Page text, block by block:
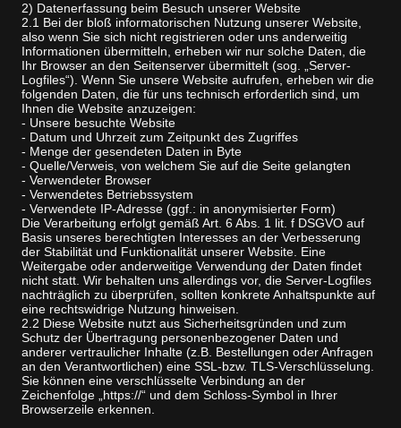
2) Datenerfassung beim Besuch unserer Website
2.1 Bei der bloß informatorischen Nutzung unserer Website,
also wenn Sie sich nicht registrieren oder uns anderweitig
Informationen übermitteln, erheben wir nur solche Daten, die
Ihr Browser an den Seitenserver übermittelt (sog. „Server-
Logfiles“). Wenn Sie unsere Website aufrufen, erheben wir die
folgenden Daten, die für uns technisch erforderlich sind, um
Ihnen die Website anzuzeigen:
- Unsere besuchte Website
- Datum und Uhrzeit zum Zeitpunkt des Zugriffes
- Menge der gesendeten Daten in Byte
- Quelle/Verweis, von welchem Sie auf die Seite gelangten
- Verwendeter Browser
- Verwendetes Betriebssystem
- Verwendete IP-Adresse (ggf.: in anonymisierter Form)
Die Verarbeitung erfolgt gemäß Art. 6 Abs. 1 lit. f DSGVO auf
Basis unseres berechtigten Interesses an der Verbesserung
der Stabilität und Funktionalität unserer Website. Eine
Weitergabe oder anderweitige Verwendung der Daten findet
nicht statt. Wir behalten uns allerdings vor, die Server-Logfiles
nachträglich zu überprüfen, sollten konkrete Anhaltspunkte auf
eine rechtswidrige Nutzung hinweisen.
2.2 Diese Website nutzt aus Sicherheitsgründen und zum
Schutz der Übertragung personenbezogener Daten und
anderer vertraulicher Inhalte (z.B. Bestellungen oder Anfragen
an den Verantwortlichen) eine SSL-bzw. TLS-Verschlüsselung.
Sie können eine verschlüsselte Verbindung an der
Zeichenfolge „https://“ und dem Schloss-Symbol in Ihrer
Browserzeile erkennen.